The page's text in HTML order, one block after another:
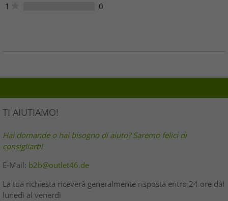
1
0
TI AIUTIAMO!
Hai domande o hai bisogno di aiuto? Saremo felici di
consigliarti!
E-Mail: b2b@outlet46.de
La tua richiesta riceverà generalmente risposta entro 24 ore dal
lunedì al venerdì